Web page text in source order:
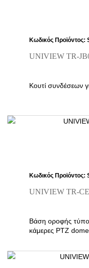
Κωδικός Προϊόντος:
UNIVIEW TR-
Κουτί συνδέσεων
Κωδικός Προϊόντος:
UNIVIEW TR-
Βάση οροφής
κάμερες PTZ dome.